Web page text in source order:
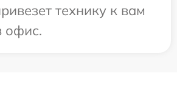
технику к вам
офис.